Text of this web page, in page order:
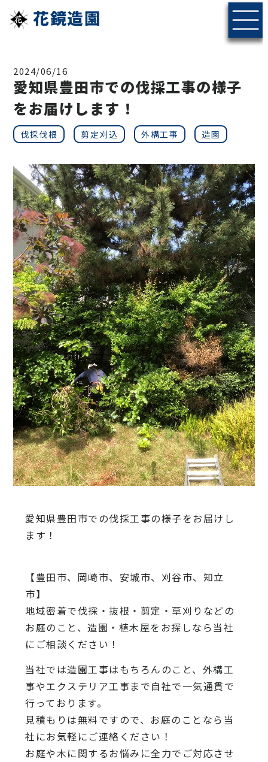
花鏡造園
2024/06/16
愛知県豊田市での伐採工事の様子
をお届けします！
伐採伐根 剪定刈込 外構工事 造園
愛知県豊田市での伐採工事の様子をお届けし
ます！
【豊田市、岡崎市、安城市、刈谷市、知立
市】
地域密着で伐採・抜根・剪定・草刈りなどの
お庭のこと、造園・植木屋をお探しなら当社
にご相談ください！
当社では造園工事はもちろんのこと、外構工
事やエクステリア工事まで自社で一気通貫で
行っております。
見積もりは無料ですので、お庭のことなら当
社にお気軽にご連絡ください！
お庭や木に関するお悩みに全力でご対応させ